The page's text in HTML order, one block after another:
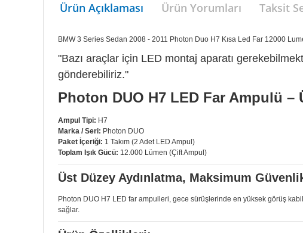
Ürün Açıklaması Ürün Yorumları Taksit
BMW 3 Series Sedan 2008 - 2011 Photon Duo H7 Kısa Led Far 12000
"Bazı araçlar için LED montaj aparatı
gönderebiliriz."
Photon DUO H7 LED Far Ampulü –
Ampul Tipi: H7
Marka / Seri: Photon DUO
Paket İçeriği: 1 Takım (2 Adet LED Ampul)
Toplam Işık Gücü: 12.000 Lümen (Çift Ampul)
Üst Düzey Aydınlatma, Maksimum
Photon DUO H7 LED far ampulleri, gece sürüşlerinde en yüksek görüş
sağlar.